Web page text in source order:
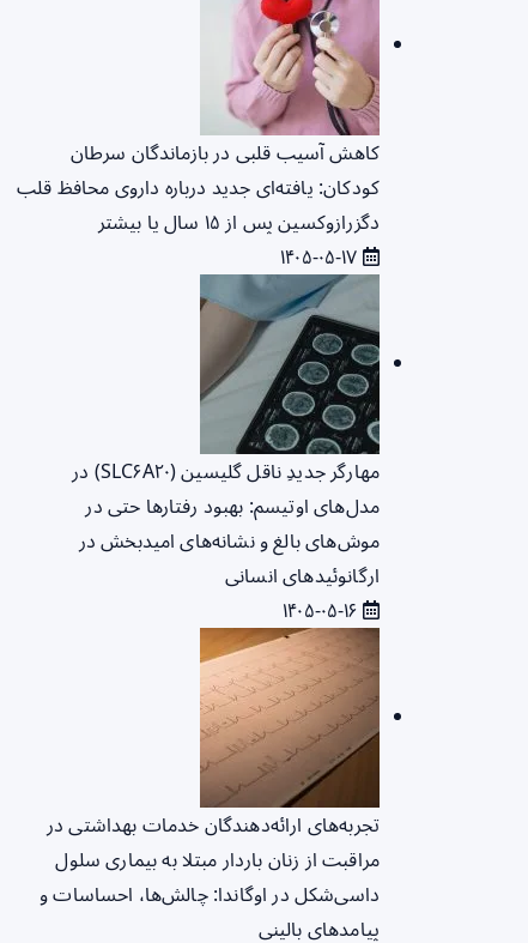
کاهش آسیب قلبی در بازماندگان سرطان
کودکان: یافته‌ای جدید درباره داروی محافظ قلب
دگزرازوکسین پس از ۱۵ سال یا بیشتر
مهارگر جدیدِ ناقل گلیسین (SLC۶A۲۰) در
مدل‌های اوتیسم: بهبود رفتارها حتی در
موش‌های بالغ و نشانه‌های امیدبخش در
ارگانوئیدهای انسانی
تجربه‌های ارائه‌دهندگان خدمات بهداشتی در
مراقبت از زنان باردار مبتلا به بیماری سلول
داسی‌شکل در اوگاندا: چالش‌ها، احساسات و
پیامدهای بالینی